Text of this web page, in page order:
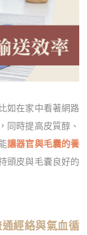
如在家中看著網路
，同時提高皮質醇、
讓器官與毛囊的養
頭皮與毛囊良好的
經絡與氣血循